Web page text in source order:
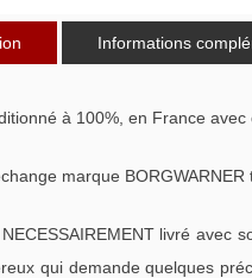
Informations
à 100%, en France
marque
livré avec
qui demande quelques